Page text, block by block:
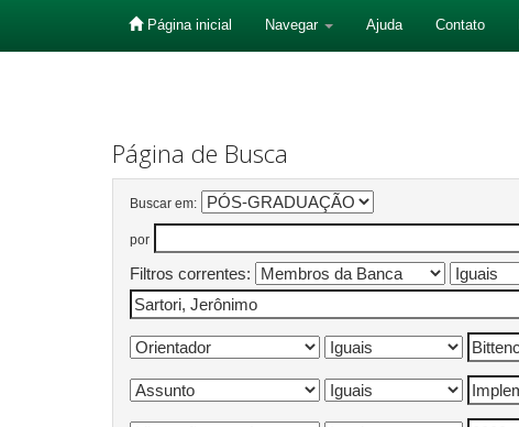
Página inicial Navegar Ajuda Contato
Página de Busca
Buscar em:
por
Filtros correntes: